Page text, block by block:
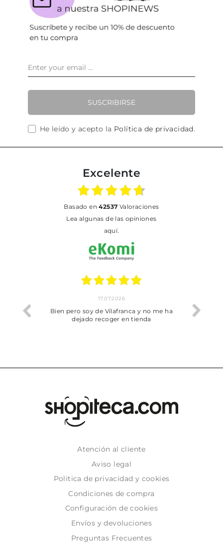
SUSCRIBIRSE
He leído y acepto la Política de privacidad.
Excelente
basado en42537 Valoraciones
Lea algunas de las opiniones
aquí.
02.07.2026
Todo bien
Atención al cliente
Aviso legal
Politica de privacidad y cookies
Condiciones de compra
Configuración de cookies
Envíos y devoluciones
Preguntas Frecuentes